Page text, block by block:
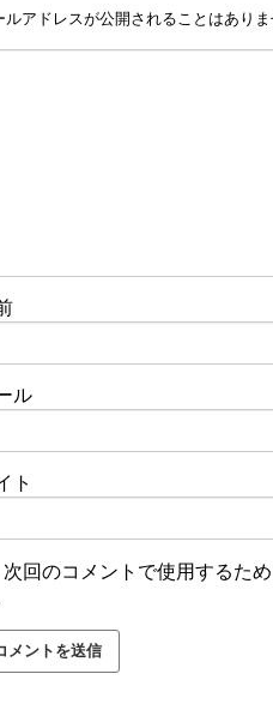
ルアドレスが公開されることはありま
ル
ト
次回のコメントで使用するた